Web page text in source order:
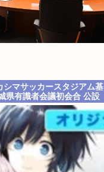
シマサッカースタジアム基
県有識者会議初会合 公設